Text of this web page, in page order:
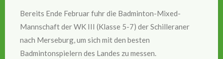
Bereits Ende Februar fuhr die Badminton-Mixed-
Mannschaft der WK III (Klasse 5-7) der Schilleraner
nach Merseburg, um sich mit den besten
Badmintonspielern des Landes zu messen.